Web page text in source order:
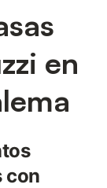
en
con